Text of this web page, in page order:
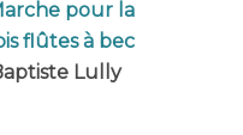
pour la
flûtes à bec
Lully